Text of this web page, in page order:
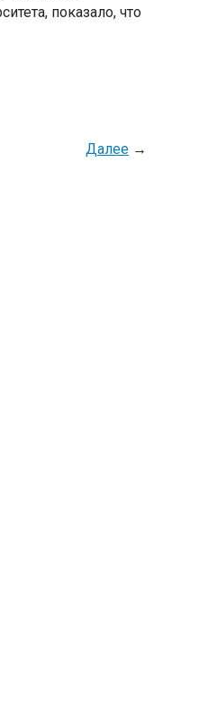
показало, что
Далее→